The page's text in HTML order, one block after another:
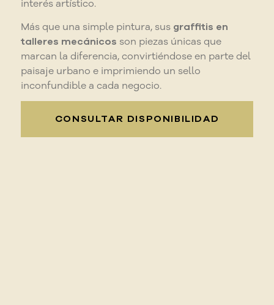
interés artístico.
Más que una simple pintura, sus graffitis en
talleres mecánicos son piezas únicas que
marcan la diferencia, convirtiéndose en parte del
paisaje urbano e imprimiendo un sello
inconfundible a cada negocio.
CONSULTAR DISPONIBILIDAD